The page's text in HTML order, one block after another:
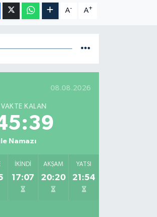
A- A+
08.08.2026
KALAN
Namazı
İKINDI
17:07
AKŞAM
20:20
YATSI
21:54